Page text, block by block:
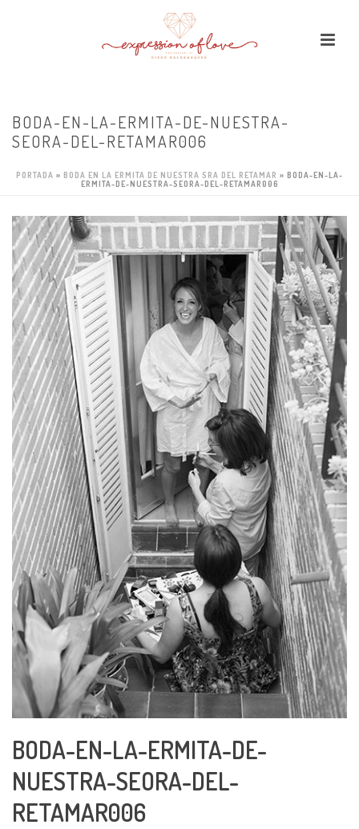
BODA-EN-LA-ERMITA-DE-NUESTRA-
SEORA-DEL-RETAMAR006
PORTADA » BODA EN LA ERMITA DE NUESTRA SRA DEL RETAMAR » BODA-EN-LA-
ERMITA-DE-NUESTRA-SEORA-DEL-RETAMAR006
BODA-EN-LA-ERMITA-DE-
NUESTRA-SEORA-DEL-
RETAMAR006